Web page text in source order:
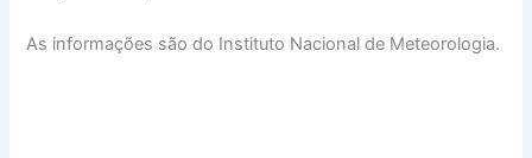
As informações são do Instituto Nacional de Meteorologia.